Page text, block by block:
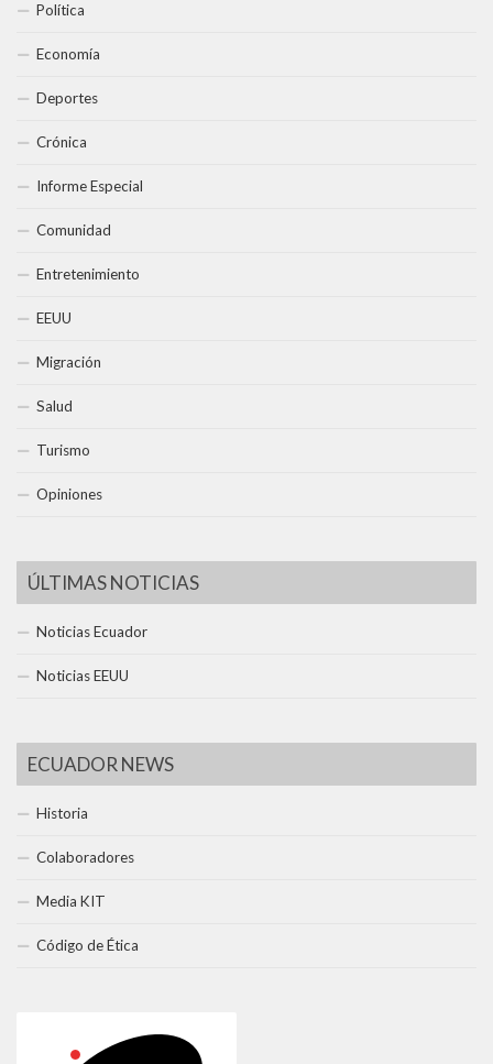
Política
Economía
Deportes
Crónica
Informe Especial
Comunidad
Entretenimiento
EEUU
Migración
Salud
Turismo
Opiniones
ÚLTIMAS NOTICIAS
Noticias Ecuador
Noticias EEUU
ECUADOR NEWS
Historia
Colaboradores
Media KIT
Código de Ética